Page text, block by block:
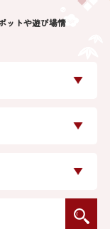
ットや遊び場情